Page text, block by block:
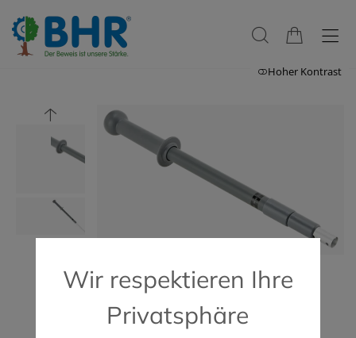
Hoher Kontrast
Wir respektieren Ihre
Privatsphäre